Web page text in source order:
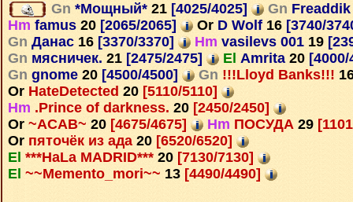
Gn *Мощный* 21 [4025/4025] Gn
Hm famus 20 [2065/2065] Or D Wolf 16 [3740/
Gn Данас 16 [3370/3370] Hm vasilevs 001 19
Gn мясничек. 21 [2475/2475] El Amrita 20
Gn gnome 20 [4500/4500] Gn !!!Lloyd Banks!!!
Or HateDetected 20 [5110/5110]
Hm .Prince of darkness. 20 [2450/2450]
Or ~ACAB~ 20 [4675/4675] Hm ПОСУДА 29
Or пяточёк из ада 20 [6520/6520]
El ***HaLa MADRID*** 20 [7130/7130]
El ~~Memento_mori~~ 13 [4490/4490]